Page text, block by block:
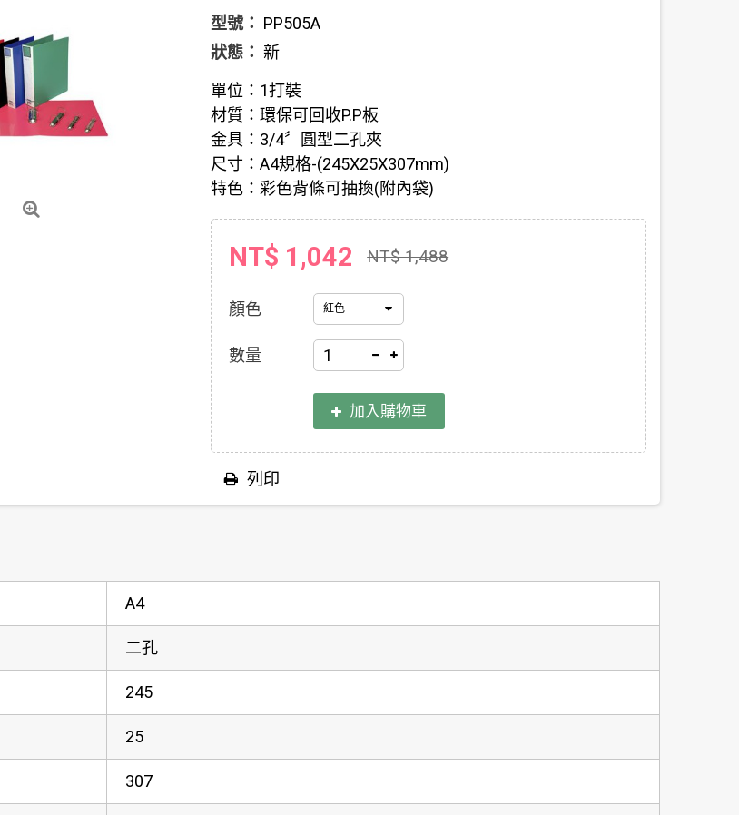
型號： PP505A
狀態： 新
單位：1打裝
材質：環保可回收P.P板
金具：3/4〞圓型二孔夾
尺寸：A4規格-(245X25X307mm)
特色：彩色背條可抽換(附內袋)
NT$ 1,042 NT$ 1,488
顏色 紅色
數量
加入購物車
列印
A4
二孔
245
25
307